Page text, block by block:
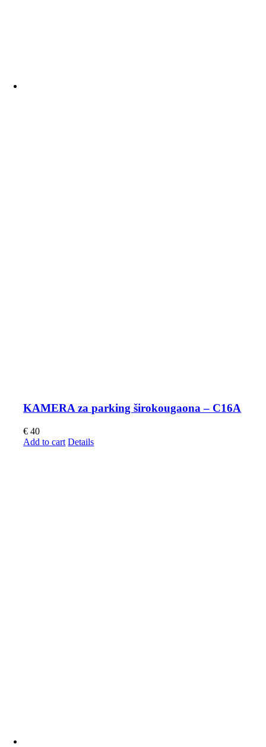
KAMERA za parking širokougaona – C16A
€ 40
Add to cart Details